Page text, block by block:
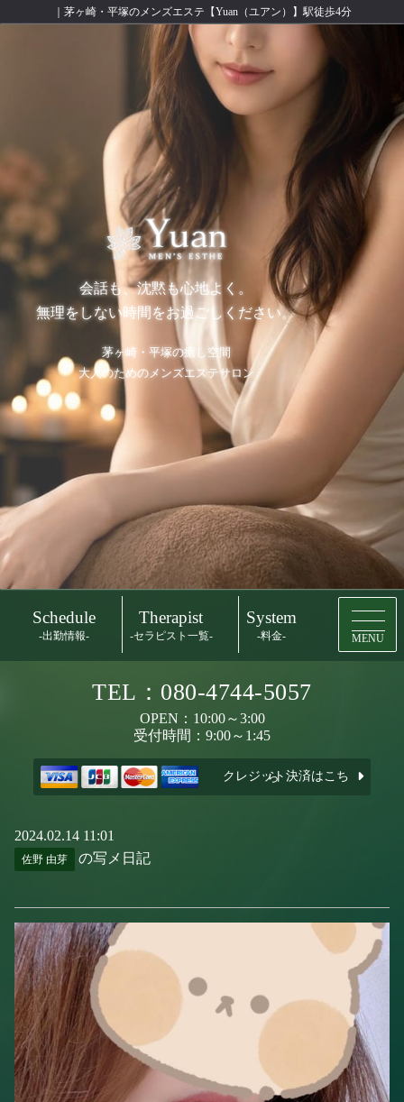
｜茅ヶ崎・平塚のメンズエステ【Yuan（ユアン）】駅徒歩4分
会話も、沈黙も心地よく。
無理をしない時間をお過ごしください。
茅ヶ崎・平塚の癒し空間
大人のためのメンズエステサロン
Schedule
-出勤情報-
Therapist
-セラピスト一覧-
System
-料金- MENU
TEL：080-4744-5057
OPEN：10:00～3:00
受付時間：9:00～1:45
クレジット決済はこちら
2024.02.14 11:01
佐野 由芽 の写メ日記